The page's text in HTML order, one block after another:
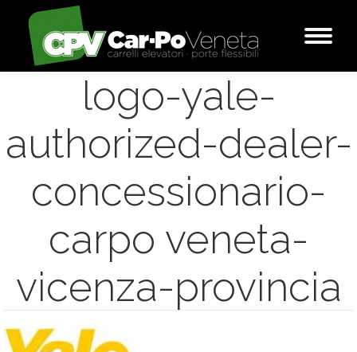
logo-yale-
authorized-dealer-
concessionario-
carpo veneta-
vicenza-provincia